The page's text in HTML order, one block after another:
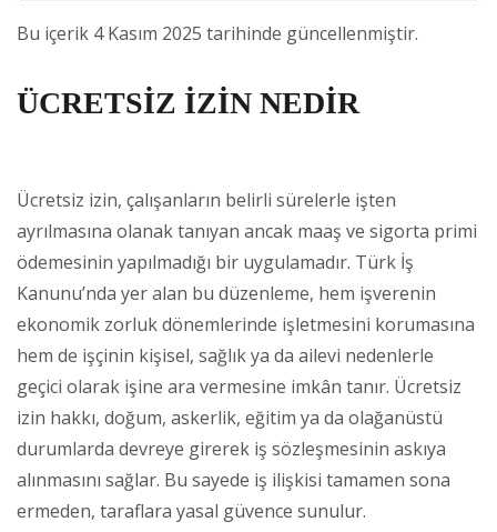
Bu içerik 4 Kasım 2025 tarihinde güncellenmiştir.
ÜCRETSİZ İZİN NEDİR
Ücretsiz izin, çalışanların belirli sürelerle işten
ayrılmasına olanak tanıyan ancak maaş ve sigorta primi
ödemesinin yapılmadığı bir uygulamadır. Türk İş
Kanunu’nda yer alan bu düzenleme, hem işverenin
ekonomik zorluk dönemlerinde işletmesini korumasına
hem de işçinin kişisel, sağlık ya da ailevi nedenlerle
geçici olarak işine ara vermesine imkân tanır. Ücretsiz
izin hakkı, doğum, askerlik, eğitim ya da olağanüstü
durumlarda devreye girerek iş sözleşmesinin askıya
alınmasını sağlar. Bu sayede iş ilişkisi tamamen sona
ermeden, taraflara yasal güvence sunulur.